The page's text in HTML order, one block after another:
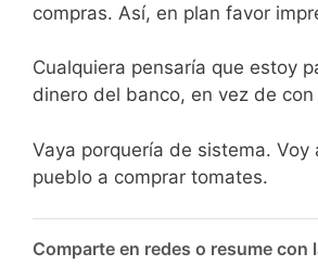
compras. Así, en plan favor
Cualquiera pensaría que estoy
dinero del banco, en vez de con
Vaya porquería de sistema. Voy
pueblo a comprar tomates.
Comparte en redes o resume con